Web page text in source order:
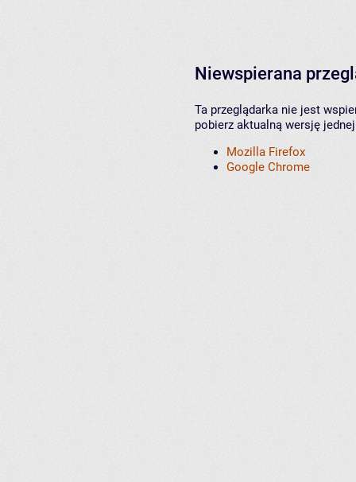
Niewspierana
Ta przeglądarka nie jest
pobierz aktualną wersję
Mozilla Firefox
Google Chrome